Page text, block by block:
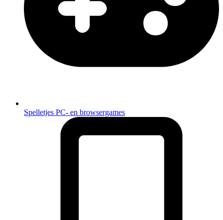
Spelletjes PC- en browsergames